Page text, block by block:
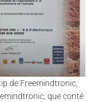
DU COMMERCE 2009 |
de Freemindtronic,
que conté